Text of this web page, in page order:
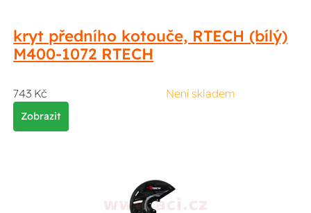
kryt předního kotouče, RTECH (bílý)
M400-1072 RTECH
743 Kč Není skladem
Zobrazit